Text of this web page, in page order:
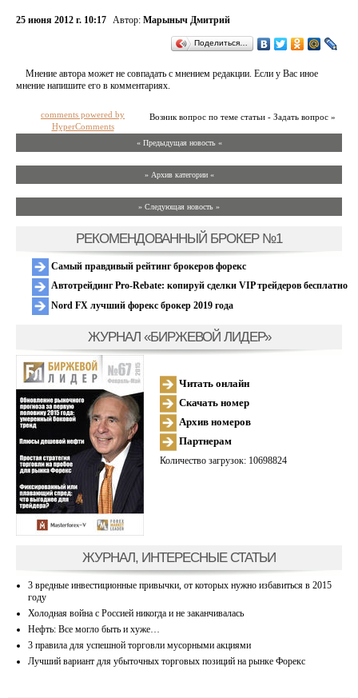
25 июня 2012 г. 10:17 Автор: Марыныч Дмитрий
Поделиться…
Мнение автора может не совпадать с мнением редакции. Если у Вас иное
мнение напишите его в комментариях.
Возник вопрос по теме статьи - Задать вопрос »
comments powered by
HyperComments
« Предыдущая новость «
» Архив категории «
» Следующая новость »
РЕКОМЕНДОВАННЫЙ БРОКЕР №1
Самый правдивый рейтинг брокеров форекс
Автотрейдинг Pro-Rebate: копируй сделки VIP трейдеров бесплатно
Nord FX лучший форекс брокер 2019 года
ЖУРНАЛ «БИРЖЕВОЙ ЛИДЕР»
Читать онлайн
Скачать номер
Архив номеров
Партнерам
Количество загрузок: 10698824
ЖУРНАЛ, ИНТЕРЕСНЫЕ СТАТЬИ
3 вредные инвестиционные привычки, от которых нужно избавиться в 2015
году
Холодная война с Россией никогда и не заканчивалась
Нефть: Все могло быть и хуже…
3 правила для успешной торговли мусорными акциями
Лучший вариант для убыточных торговых позиций на рынке Форекс